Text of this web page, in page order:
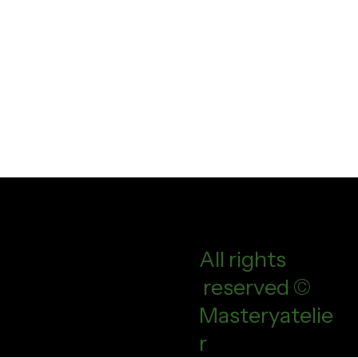
All rights
reserved ©
Masteryatelie
r